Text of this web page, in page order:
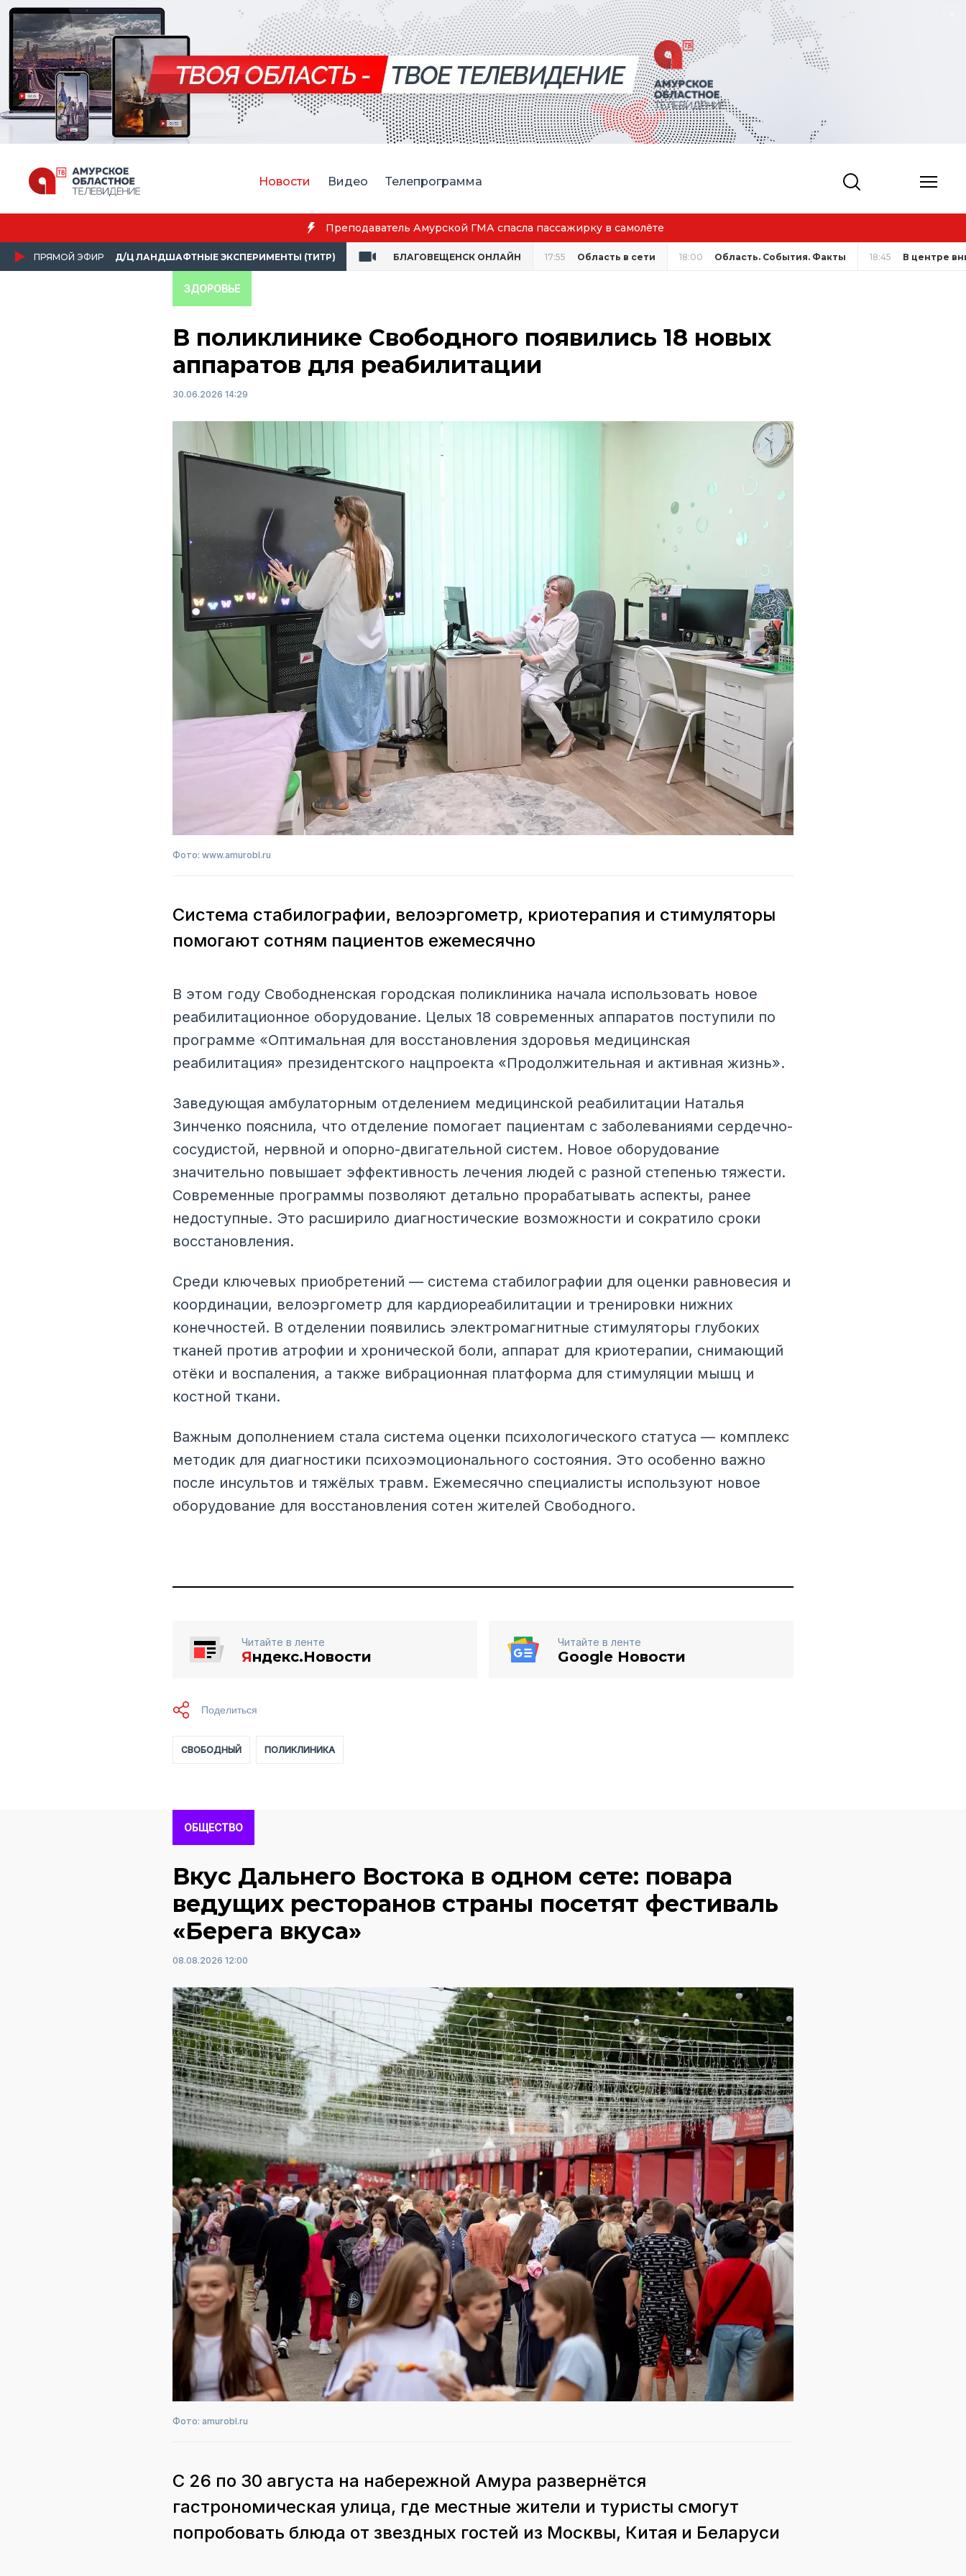
Новости Видео Телепрограмма
Преподаватель Амурской ГМА спасла пассажирку в самолёте
ПРЯМОЙ ЭФИР Д/Ц ЛАНДШАФТНЫЕ ЭКСПЕРИМЕНТЫ (ТИТР) БЛАГОВЕЩЕНСК ОНЛАЙН 17:55 Область в сети 18:00 Область. События. Факты 18:45 В центре
ЗДОРОВЬЕ
В поликлинике Свободного появились 18 новых
аппаратов для реабилитации
30.06.2026 14:29
Фото: www.amurobl.ru
Система стабилографии, велоэргометр, криотерапия и стимуляторы
помогают сотням пациентов ежемесячно
В этом году Свободненская городская поликлиника начала использовать новое
реабилитационное оборудование. Целых 18 современных аппаратов поступили по
программе «Оптимальная для восстановления здоровья медицинская
реабилитация» президентского нацпроекта «Продолжительная и активная жизнь».
Заведующая амбулаторным отделением медицинской реабилитации Наталья
Зинченко пояснила, что отделение помогает пациентам с заболеваниями сердечно-
сосудистой, нервной и опорно-двигательной систем. Новое оборудование
значительно повышает эффективность лечения людей с разной степенью тяжести.
Современные программы позволяют детально прорабатывать аспекты, ранее
недоступные. Это расширило диагностические возможности и сократило сроки
восстановления.
Среди ключевых приобретений — система стабилографии для оценки равновесия и
координации, велоэргометр для кардиореабилитации и тренировки нижних
конечностей. В отделении появились электромагнитные стимуляторы глубоких
тканей против атрофии и хронической боли, аппарат для криотерапии, снимающий
отёки и воспаления, а также вибрационная платформа для стимуляции мышц и
костной ткани.
Важным дополнением стала система оценки психологического статуса — комплекс
методик для диагностики психоэмоционального состояния. Это особенно важно
после инсультов и тяжёлых травм. Ежемесячно специалисты используют новое
оборудование для восстановления сотен жителей Свободного.
Читайте в ленте
Яндекс.Новости
Читайте в ленте
Google Новости
СВОБОДНЫЙ ПОЛИКЛИНИКА
ОБЩЕСТВО
Вкус Дальнего Востока в одном сете: повара
ведущих ресторанов страны посетят фестиваль
«Берега вкуса»
08.08.2026 12:00
Фото: amurobl.ru
С 26 по 30 августа на набережной Амура развернётся
гастрономическая улица, где местные жители и туристы смогут
попробовать блюда от звездных гостей из Москвы, Китая и Беларуси